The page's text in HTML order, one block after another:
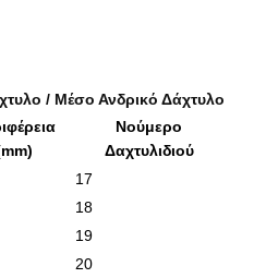
/ Μέσο Ανδρικό Δάχτυλο
Νούμερο
Δαχτυλιδιού
17
18
19
20